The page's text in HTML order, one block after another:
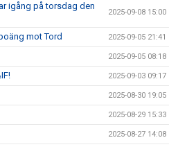
igång på torsdag den
2025-09-08 15:00
mot Tord 2025-09-05 21:41
2025-09-05 08:18
2025-09-03 09:17
2025-08-30 19:05
2025-08-29 15:33
2025-08-27 14:08